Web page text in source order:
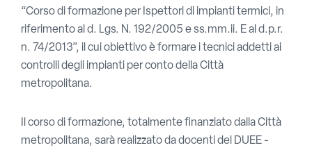
“Corso di formazione per Ispettori di impianti termici, in
riferimento al d. Lgs. N. 192/2005 e ss.mm.ii. E al d.p.r.
n. 74/2013”, il cui obiettivo è formare i tecnici addetti ai
controlli degli impianti per conto della Città
metropolitana.
Il corso di formazione, totalmente finanziato dalla Città
metropolitana, sarà realizzato da docenti del DUEE -